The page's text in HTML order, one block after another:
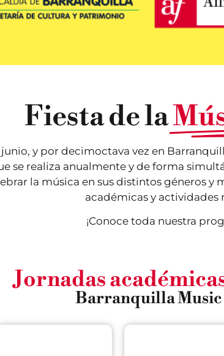
Fiesta de la
y por decimoctava vez en
se realiza anualmente y de forma
la música en sus distintos géneros y
académicas y actividades
¡Conoce toda nuestra
Jornadas
Barranquilla Music